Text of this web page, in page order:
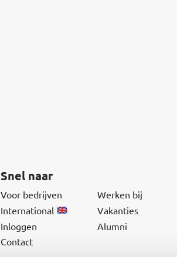
Snel naar
Voor bedrijven
Werken bij
International
Vakanties
Inloggen
Alumni
Contact